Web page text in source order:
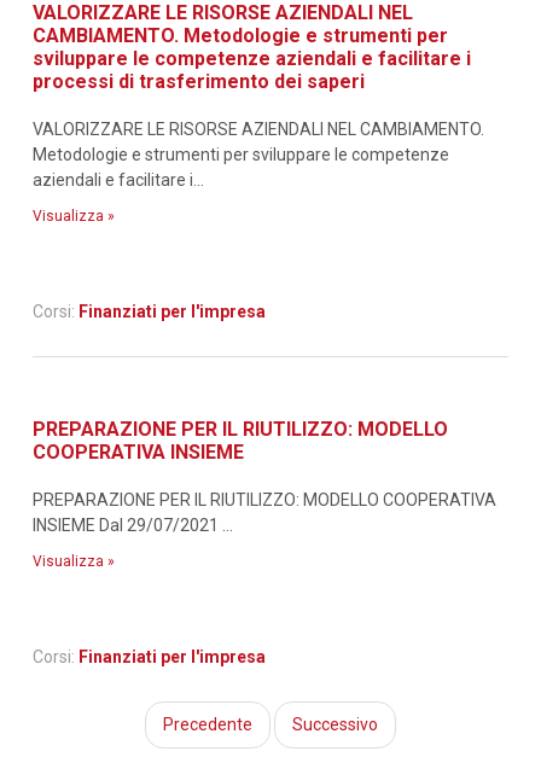
VALORIZZARE LE RISORSE AZIENDALI NEL
CAMBIAMENTO. Metodologie e strumenti per
sviluppare le competenze aziendali e facilitare i
processi di trasferimento dei saperi
VALORIZZARE LE RISORSE AZIENDALI NEL CAMBIAMENTO.
Metodologie e strumenti per sviluppare le competenze
aziendali e facilitare i...
Visualizza »
Corsi: Finanziati per l'impresa
PREPARAZIONE PER IL RIUTILIZZO: MODELLO
COOPERATIVA INSIEME
PREPARAZIONE PER IL RIUTILIZZO: MODELLO COOPERATIVA
INSIEME Dal 29/07/2021 ...
Visualizza »
Corsi: Finanziati per l'impresa
Precedente Successivo